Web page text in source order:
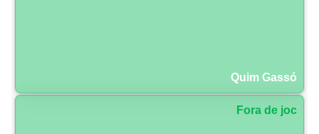
Quim Gassó
Fora de joc